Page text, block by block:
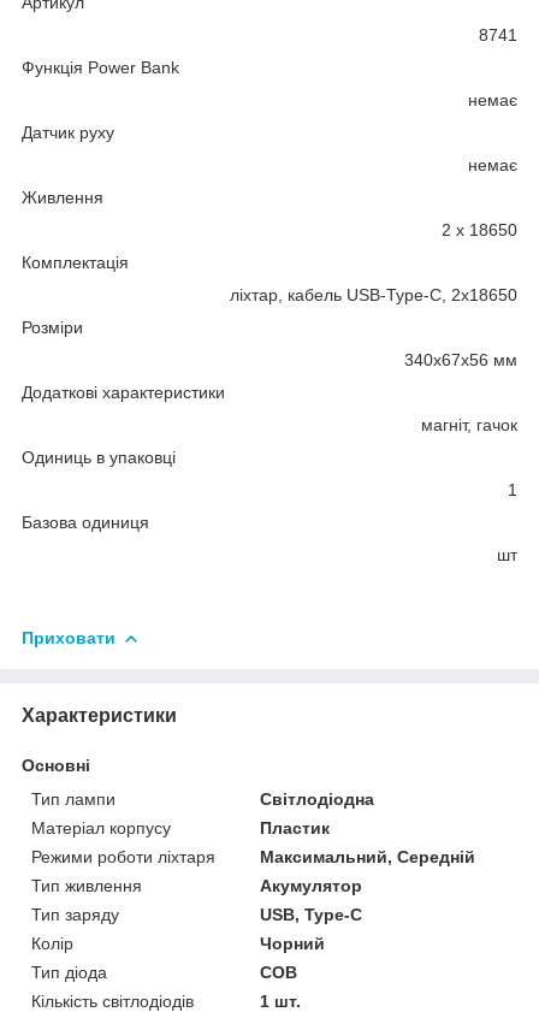
8741
Функція Power Bank
немає
Датчик руху
немає
Живлення
2 x 18650
Комплектація
ліхтар, кабель USB-Type-C, 2х18650
Розміри
340x67x56 мм
Додаткові характеристики
магніт, гачок
Одиниць в упаковці
1
Базова одиниця
шт
Приховати
Характеристики
Основні
Тип лампи
Світлодіодна
Матеріал корпусу
Пластик
Режими роботи ліхтаря
Максимальний, Середній
Тип живлення
Акумулятор
Тип заряду
USB, Type-C
Колір
Чорний
Тип діода
COB
Кількість світлодіодів
1 шт.